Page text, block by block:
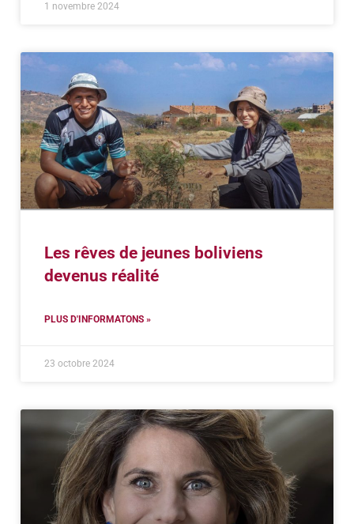
1 novembre 2024
Les rêves de jeunes boliviens
devenus réalité
PLUS D'INFORMATONS »
23 octobre 2024